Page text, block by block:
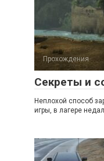
Прохождения
Секреты и
Неплохой способ
игры, в лагере